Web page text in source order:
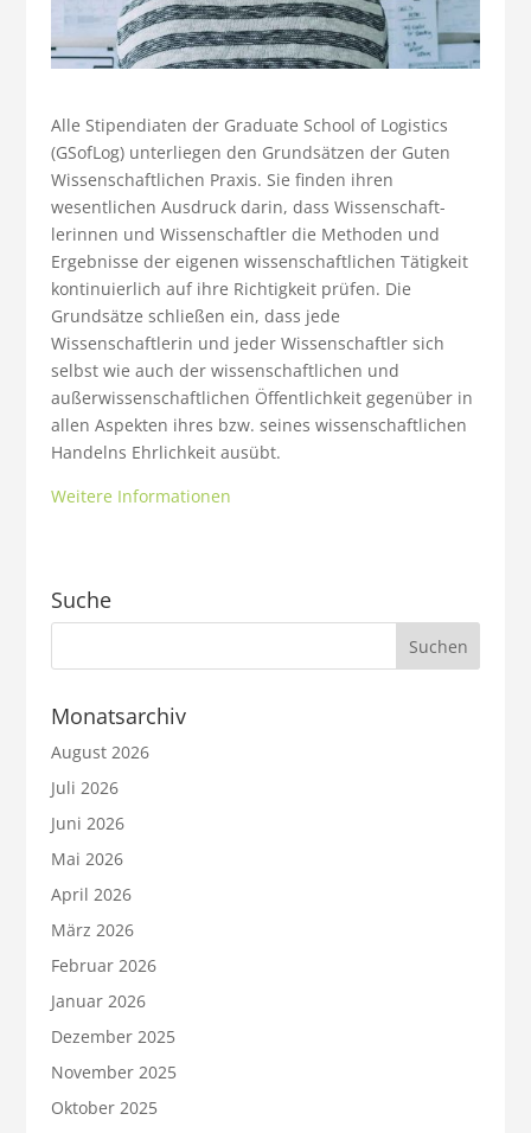
Alle Stipendiaten der Graduate School of Logistics
(GSofLog) unterliegen den Grundsätzen der Guten
Wissenschaftlichen Praxis. Sie finden ihren
wesentlichen Ausdruck darin, dass Wissen­schaft­
lerinnen und Wissen­schaft­ler die Methoden und
Ergebnisse der eigenen wissenschaftlichen Tätigkeit
kontinuierlich auf ihre Richtigkeit prüfen. Die
Grundsätze schließen ein, dass jede
Wissenschaftlerin und jeder Wissenschaftler sich
selbst wie auch der wissenschaftlichen und
außerwissenschaftlichen Öffentlichkeit gegenüber in
allen Aspekten ihres bzw. seines wissenschaftlichen
Handelns Ehrlichkeit ausübt.
Weitere Informationen
Suche
Monatsarchiv
August 2026
Juli 2026
Juni 2026
Mai 2026
April 2026
März 2026
Februar 2026
Januar 2026
Dezember 2025
November 2025
Oktober 2025